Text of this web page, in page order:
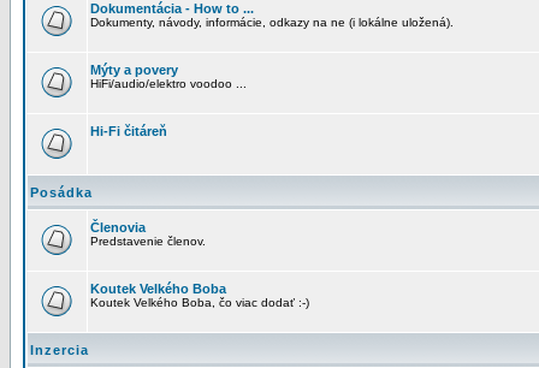
Dokumentácia - How to ...
Dokumenty, návody, informácie, odkazy na ne (i lokálne uložená).
Mýty a povery
HiFi/audio/elektro voodoo ...
Hi-Fi čitáreň
Posádka
Členovia
Predstavenie členov.
Koutek Velkého Boba
Koutek Velkého Boba, čo viac dodať :-)
Inzercia